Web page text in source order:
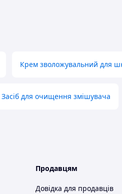
Крем зволожувальний для
Засіб для очищення змішувача
Продавцям
Довідка для продавців